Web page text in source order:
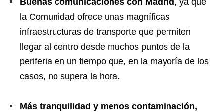
Buenas comunicaciones con Madrid , ya que
la Comunidad ofrece unas magníficas
infraestructuras de transporte que permiten
llegar al centro desde muchos puntos de la
periferia en un tiempo que, en la mayoría de los
casos, no supera la hora.
Más tranquilidad y menos contaminación,